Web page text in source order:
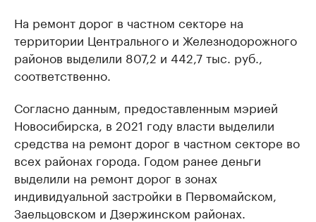
На ремонт дорог в частном секторе на
территории Центрального и Железнодорожного
районов выделили 807,2 и 442,7 тыс. руб.,
соответственно.
Согласно данным, предоставленным мэрией
Новосибирска, в 2021 году власти выделили
средства на ремонт дорог в частном секторе во
всех районах города. Годом ранее деньги
выделили на ремонт дорог в зонах
индивидуальной застройки в Первомайском,
Заельцовском и Дзержинском районах.